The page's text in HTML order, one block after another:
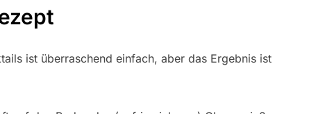
ist überraschend einfach, aber das Ergebnis ist